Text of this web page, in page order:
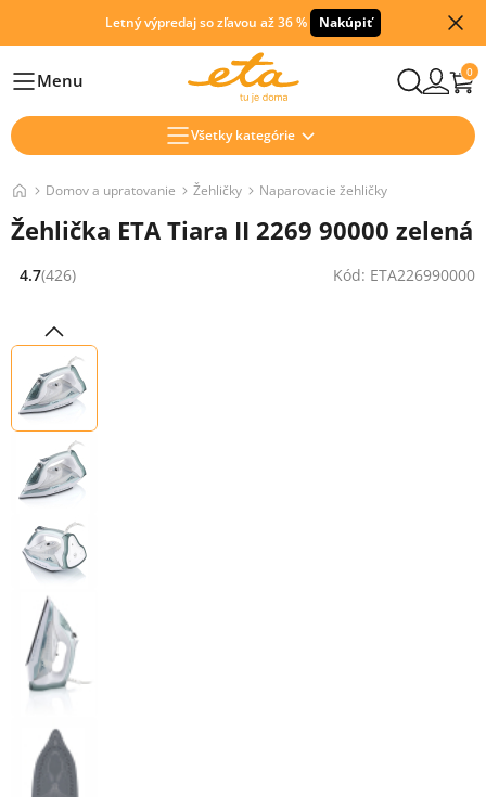
Letný výpredaj so zľavou až 36 % Nakúpiť
HlavníMenu 0
Všetky kategórie
Domov a upratovanie Žehličky Naparovacie žehličky
Žehlička ETA Tiara II 2269 90000 zelená
Hodnocení: 4.7 z 5 (426 recenzí)
4.7(426) Kód: ETA226990000